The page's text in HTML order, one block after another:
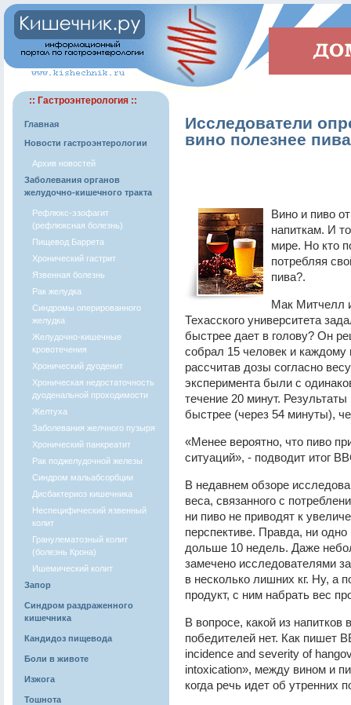
:: Гастроэнтерология ::
Главная
Новости гастроэнтерологии
Архив новостей
Заболевания органов
желудочно-кишечного тракта
Рефлюкс-эзофагит
(рефлюксная болезнь)
Пищевод Баррета
Хронический гастрит
Язвенная болезнь
Рак желудка
Синдромы оперированного
желудка
Желудочно-кишечные
кровотечения
Хронический дуоденит
Хроническая недостаточность
дуоденальной проходимости
Желтуха
Заболевания желчного пузыря
Хронический панкреатит
Рак поджелудочной железы
Синдром мальабсорбции
Дисбактериоз кишечника
Неспецифический язвенный
колит
Гранулематозный колит
(болезнь Крона)
Ишемический колит
Запор
Синдром раздраженного
кишечника
Кандидоз пищевода
Боли в животе
Изжога
Тошнота
Исследователи
вино полезнее пива
Вино и пиво
напиткам. И
мире. Но кто
потребляя
пива?.
Мак Митчелл
Техасского университета
быстрее дает в голову? Он
собрал 15 человек и
рассчитав дозы согласно
эксперимента были с
течение 20 минут.
быстрее (через 54 минуты),
«Менее вероятно, что пиво
ситуаций», - подводит итог
В недавнем обзоре
веса, связанного с
ни пиво не приводят к
перспективе. Правда, ни
дольше 10 недель. Даже
замечено исследователями
в несколько лишних кг. Ну, а
продукт, с ним набрать вес
В вопросе, какой из
победителей нет. Как пишет
incidence and severity of
intoxication», между вином и
когда речь идет об утренних